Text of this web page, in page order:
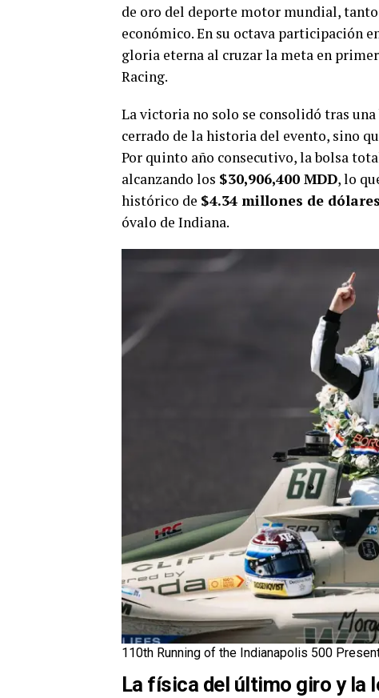
de oro del deporte motor mundial,
económico. En su octava participación
gloria eterna al cruzar la meta en
Racing.
La victoria no solo se consolidó tras
cerrado de la historia del evento, sino
Por quinto año consecutivo, la bolsa
alcanzando los $30,906,400 MDD, lo
histórico de $4.34 millones de dólares
óvalo de Indiana.
110th Running of the Indianapolis 500
La física del último giro y la